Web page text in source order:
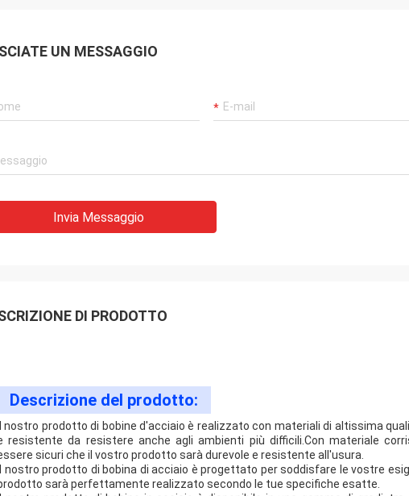
UN MESSAGGIO
Invia Messaggio
DI PRODOTTO
Descrizione del prodotto:
nostro prodotto di bobine d'acciaio è realizzato con materiali di altissima
resistente da resistere anche agli ambienti più difficili.Con materiale
sicuri che il vostro prodotto sarà durevole e resistente all'usura.
nostro prodotto di bobina di acciaio è progettato per soddisfare le vostre
sarà perfettamente realizzato secondo le tue specifiche esatte.